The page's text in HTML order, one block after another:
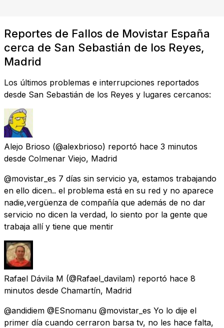
Reportes de Fallos de Movistar España
cerca de San Sebastián de los Reyes,
Madrid
Los últimos problemas e interrupciones reportados
desde San Sebastián de los Reyes y lugares cercanos:
Alejo Brioso (@alexbrioso) reportó hace 3 minutos
desde Colmenar Viejo, Madrid
@movistar_es 7 días sin servicio ya, estamos trabajando
en ello dicen.. el problema está en su red y no aparece
nadie,vergüenza de compañía que además de no dar
servicio no dicen la verdad, lo siento por la gente que
trabaja allí y tiene que mentir
Rafael Dávila M (@Rafael_davilam) reportó hace 8
minutos desde Chamartín, Madrid
@andidiem @ESnomanu @movistar_es Yo lo dije el
primer día cuando cerraron barsa tv, no les hace falta,